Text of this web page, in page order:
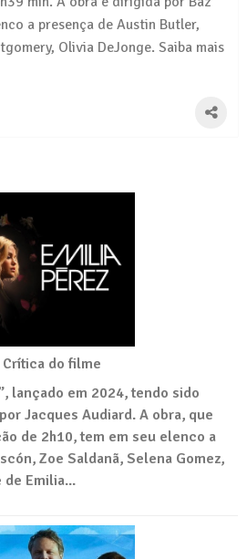
a presença de Austin Butler,
Olivia DeJonge. Saiba mais
do filme
lançado em 2024, tendo sido
Jacques Audiard. A obra, que
de 2h10, tem em seu elenco a
Zoe Saldanã, Selena Gomez,
Emilia...